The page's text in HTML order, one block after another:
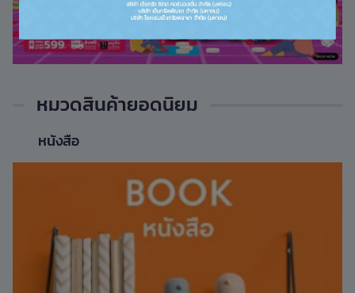
หมวดสินค้ายอดนิยม
หนังสือ